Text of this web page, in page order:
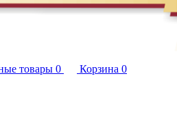
товары 0 Корзина 0